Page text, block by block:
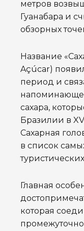
метров
Гуанабара и
обзорных
Название
Açúcar)
период и
сахара,
Бразилии в
Сахарная
в список
Главная
которая